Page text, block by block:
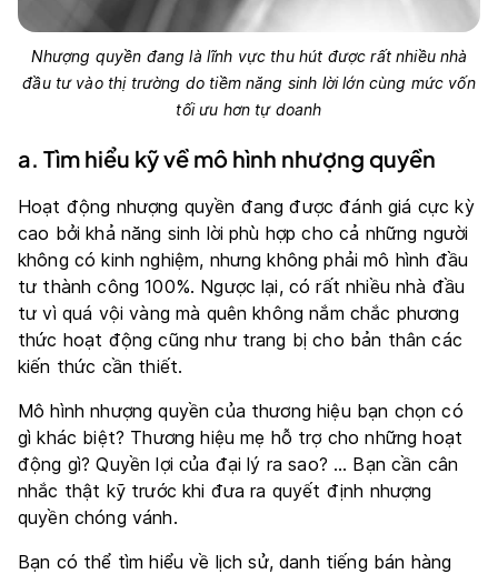
Nhượng quyền đang là lĩnh vực thu hút được rất nhiều nhà
đầu tư vào thị trường do tiềm năng sinh lời lớn cùng mức vốn
tối ưu hơn tự doanh
a. Tìm hiểu kỹ về mô hình nhượng quyền
Hoạt động nhượng quyền đang được đánh giá cực kỳ
cao bởi khả năng sinh lời phù hợp cho cả những người
không có kinh nghiệm, nhưng không phải mô hình đầu
tư thành công 100%. Ngược lại, có rất nhiều nhà đầu
tư vì quá vội vàng mà quên không nắm chắc phương
thức hoạt động cũng như trang bị cho bản thân các
kiến thức cần thiết.
Mô hình nhượng quyền của thương hiệu bạn chọn có
gì khác biệt? Thương hiệu mẹ hỗ trợ cho những hoạt
động gì? Quyền lợi của đại lý ra sao? … Bạn cần cân
nhắc thật kỹ trước khi đưa ra quyết định nhượng
quyền chóng vánh.
Bạn có thể tìm hiểu về lịch sử, danh tiếng bán hàng